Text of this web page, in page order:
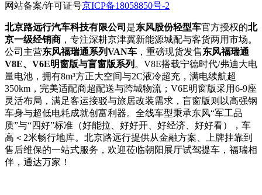
网站备案/许可证号京ICP备18058850号-2
北京路远行汽车科技有限公司 是东风股份轻型车官方授权的北
京一级经销商 ，专注深耕京津冀新能源城配与客货两用市场。
公司主营东风福瑞通系列VAN车 ，重磅现货发售东风福瑞通
V8E、V6E明窗版与盲窗版系列 。V8E搭载宁德时代/弗迪大电
量电池，拥有8m³方正大空间与2C液冷超充，满电续航超
350km，完美适配商超配送与跨城物流；V6E明窗版采用6-9座
灵活布局，满足客运接驳与旅居改装需求，盲窗版则以高强钢
车身与超低电耗成就创富利器。全线车型秉承东风“军工品
质”与“四好”标准（好能拉、好好开、好经济、好好看），车
高＜2米畅行地库。北京路远行提供从金融方案、上牌挂靠到
售后维保的一站式服务，欢迎莅临朝阳展厅试驾提车，福瑞相
伴，通达万家！